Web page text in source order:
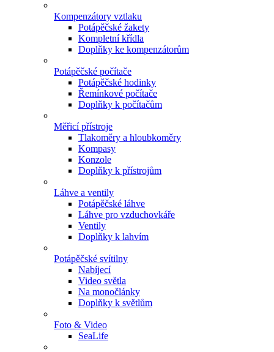
Kompenzátory vztlaku
Potápěčské žakety
Kompletní křídla
Doplňky ke kompenzátorům
Potápěčské počítače
Potápěčské hodinky
Řemínkové počítače
Doplňky k počítačům
Měřicí přístroje
Tlakoměry a hloubkoměry
Kompasy
Konzole
Doplňky k přístrojům
Láhve a ventily
Potápěčské láhve
Láhve pro vzduchovkáře
Ventily
Doplňky k lahvím
Potápěčské svítilny
Nabíjecí
Video světla
Na monočlánky
Doplňky k světlům
Foto & Video
SeaLife